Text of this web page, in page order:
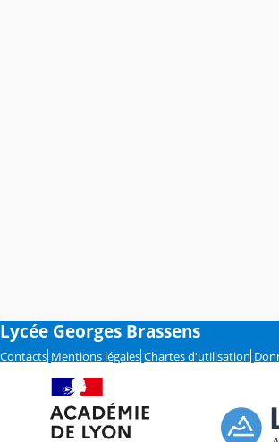
Lycée Georges Brassens
Contacts Mentions légales Chartes d'utilisation